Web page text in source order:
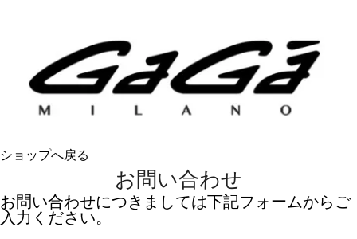
ショップへ戻る
お問い合わせ
お問い合わせにつきましては下記フォームからご
入力ください。